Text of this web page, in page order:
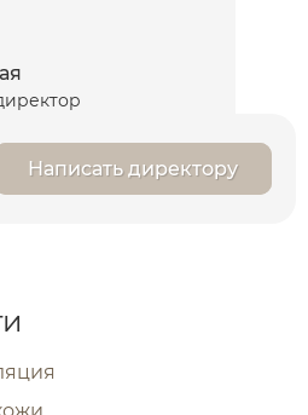
Написать директору